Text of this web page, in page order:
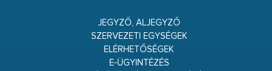
JEGYZŐ, ALJEGYZŐ
SZERVEZETI EGYSÉGEK
ELÉRHETŐSÉGEK
E-ÜGYINTÉZÉS